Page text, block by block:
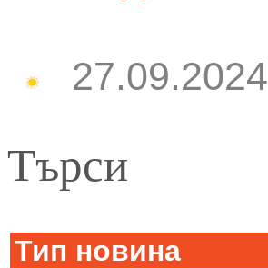
27.09.2024
Търси
Тип новина